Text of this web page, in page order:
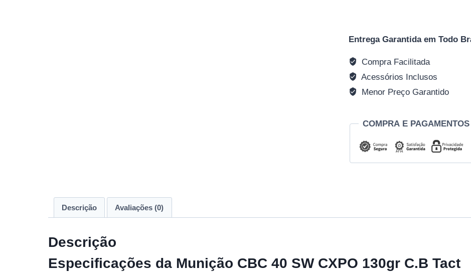
Entrega Garantida em Todo
Compra Facilitada
Acessórios Inclusos
Menor Preço Garantido
COMPRA E
Descrição Avaliações (0)
Descrição
Especificações da Munição CBC 40 SW CXPO 130gr C.B Tact